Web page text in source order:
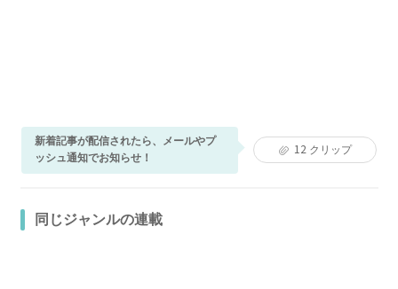
新着記事が配信されたら、メールやプ
ッシュ通知でお知らせ！
12クリップ
同じジャンルの連載